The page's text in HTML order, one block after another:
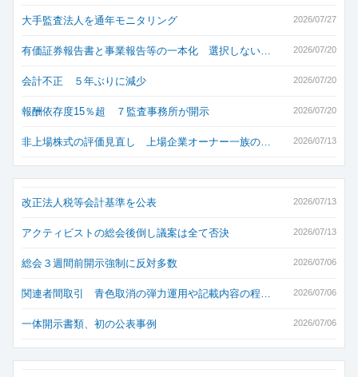
2026/07/27
大手監査法人を通年モニタリング
2026/07/20
有価証券報告書と事業報告等の一本化 選択しない…
2026/07/20
会計不正 ５年ぶりに減少
2026/07/20
報酬依存度15％超 ７監査事務所が開示
2026/07/13
非上場株式の評価見直し 上場企業オーナー一族の…
2026/07/13
改正法人税等会計基準を公表
2026/07/13
アクティビストの総会後倒し議案は全て否決
2026/07/06
総会３週間前開示強制に反対多数
2026/07/06
関連者間取引 青色取消の弾力運用や記載内容の程…
2026/07/06
一体開示書類、初の公表事例